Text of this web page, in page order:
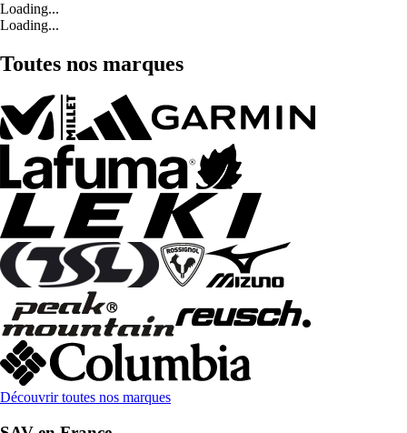
Loading...
Loading...
Toutes nos marques
Découvrir toutes nos marques